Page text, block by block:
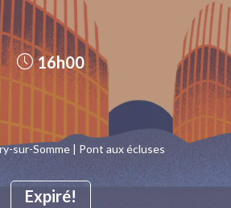
Expiré!
16h00
sur-Somme | Pont aux écluses